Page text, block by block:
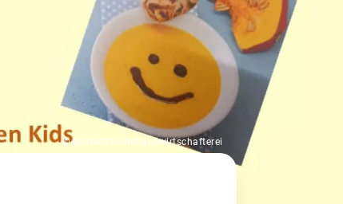
© Bildrechte-diehauswirtschafterei